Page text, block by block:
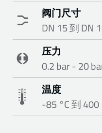
阀门尺寸
DN 15 到 DN
压力
0.2 bar - 20
温度
-85 °C 到 400